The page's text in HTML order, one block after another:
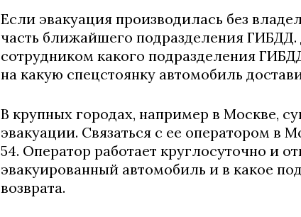
Если эвакуация производилась без
часть ближайшего подразделения
сотрудником какого подразделения
на какую спецстоянку автомобиль
В крупных городах, например в Москве,
эвакуации. Связаться с ее оператором в
54. Оператор работает круглосуточно и
эвакуированный автомобиль и в какое
возврата.